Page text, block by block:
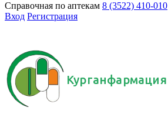
Справочная по аптекам 8 (3522) 410-010
Вход Регистрация
Курганфармация